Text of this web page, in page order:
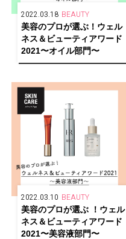
2022.03.18 BEAUTY
美容のプロが選ぶ！ウェル
ネス＆ビューティアワード
2021〜オイル部門〜
2022.03.10 BEAUTY
美容のプロが選ぶ ！ウェル
ネス＆ビューティアワード
2021〜美容液部門〜